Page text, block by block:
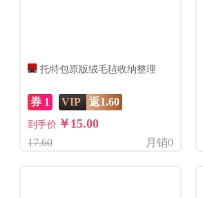
托特包原版绒毛毡收纳整理
券 1 VIP 返1.60
到手价 ￥15.00
17.60 月销0